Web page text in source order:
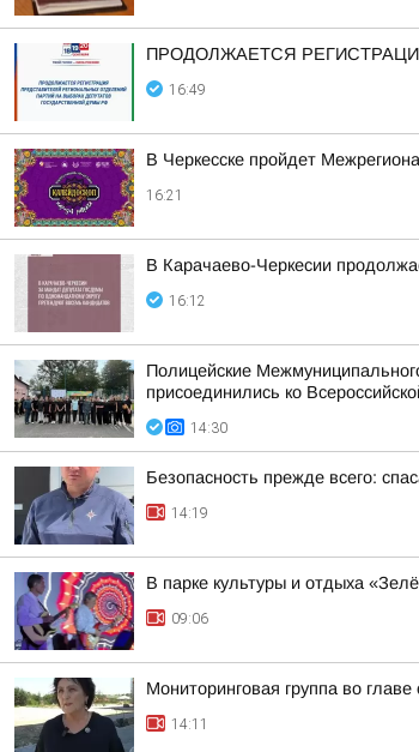
ПРОДОЛЖАЕТСЯ
16:49
В Черкесске пройдет
16:21
В Карачаево-Черкесии
16:12
Полицейские
присоединились ко
14:30
Безопасность прежде всего:
14:19
В парке культуры и отдыха
09:06
Мониторинговая группа во
14:11